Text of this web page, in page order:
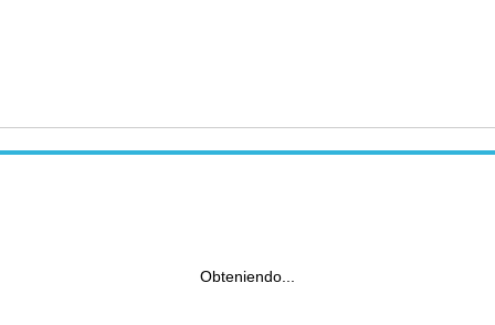
Obteniendo...